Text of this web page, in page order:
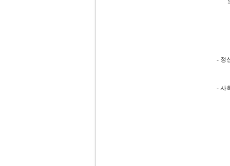
불
회
- 정
- 사
가
환